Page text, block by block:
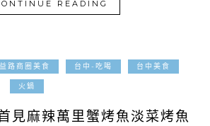
READING
路商圈美食 台中-吃喝 台中美食
火鍋
見麻辣萬里蟹烤魚淡菜烤魚